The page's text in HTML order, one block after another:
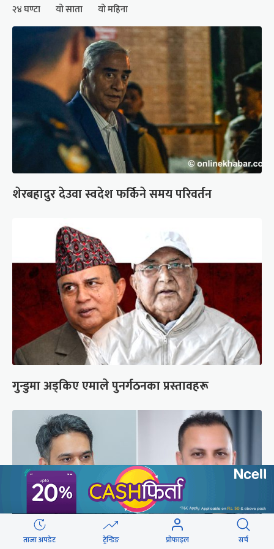
२४ घण्टा यो साता यो महिना
शेरबहादुर देउवा स्वदेश फर्किने समय परिवर्तन
गुन्डुमा अड्किए एमाले पुनर्गठनका प्रस्तावहरू
ताजा अपडेट ट्रेन्डिङ प्रोफाइल सर्च